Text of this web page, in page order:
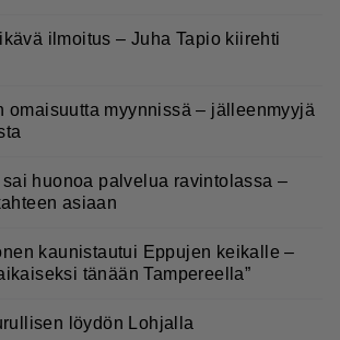
ilmoitus – Juha Tapio kiirehti
omaisuutta myynnissä – jälleenmyyjä
huonoa palvelua ravintolassa –
asiaan
kaunistautui Eppujen keikalle –
tänään Tampereella”
löydön Lohjalla